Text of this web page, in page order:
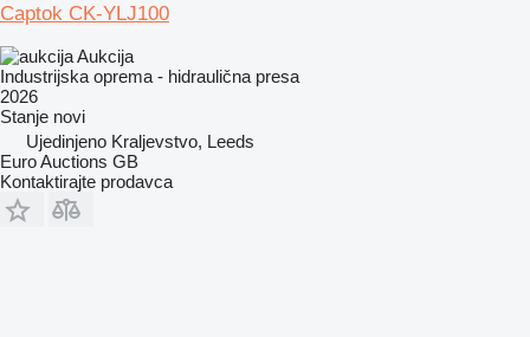
Captok CK-YLJ100
Aukcija
Industrijska oprema - hidraulična presa
2026
Stanje novi
Ujedinjeno Kraljevstvo, Leeds
Euro Auctions GB
Kontaktirajte prodavca